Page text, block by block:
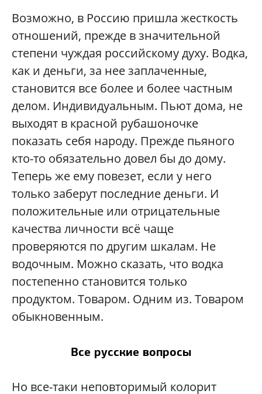
Возможно, в Россию пришла жесткость
отношений, прежде в значительной
степени чуждая российскому духу. Водка,
как и деньги, за нее заплаченные,
становится все более и более частным
делом. Индивидуальным. Пьют дома, не
выходят в красной рубашоночке
показать себя народу. Прежде пьяного
кто-то обязательно довел бы до дому.
Теперь же ему повезет, если у него
только заберут последние деньги. И
положительные или отрицательные
качества личности всё чаще
проверяются по другим шкалам. Не
водочным. Можно сказать, что водка
постепенно становится только
продуктом. Товаром. Одним из. Товаром
обыкновенным.
Все русские вопросы
Но все-таки неповторимый колорит